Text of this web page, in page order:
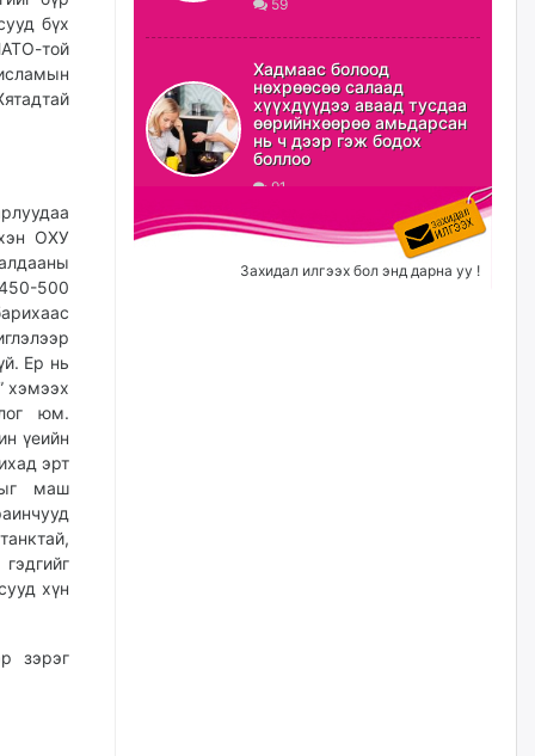
бүх
той
ОХУ
500
Ер нь
хэмээх
юм.
үеийн
эрт
маш
хүн
зэрэг
ХЗДХ-ын сайд С.Амарсайхан:
Авлигаар авсан хөрөнгийг
хурааж, нийгмийн сайн
сайхны хөгжилд зориулах
бөгөөд үүнийг хэд хэдэн эрх
бүхий байгууллагаас санал авна
өчигдѳр
Шатахууныг олдож байгаа
газраас нь л авч байна. Үнэ
тарифаас илүү хангамж дээр
анхаарч байна
59
Хадмаас болоод
нөхрөөсөө салаад
хүүхдүүдээ аваад тусдаа
өөрийнхөөрөө амьдарсан
нь ч дээр гэж бодох
боллоо
91
Захидал илгээх бол энд дарна уу !